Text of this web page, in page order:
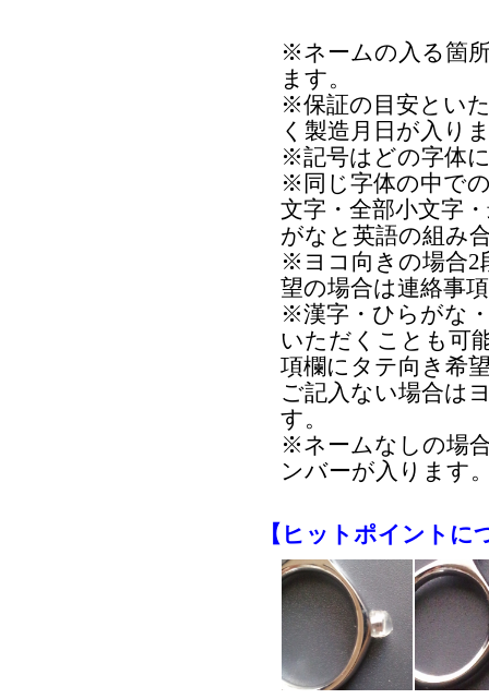
※ネームの入る箇
ます。
※保証の目安とい
く製造月日が入り
※記号はどの字体
※同じ字体の中で
文字・全部小文字
がなと英語の組み
※ヨコ向きの場合2
望の場合は連絡事
※漢字・ひらがな
いただくことも可
項欄にタテ向き希
ご記入ない場合は
す。
※ネームなしの場
ンバーが入ります
【ヒットポイントに